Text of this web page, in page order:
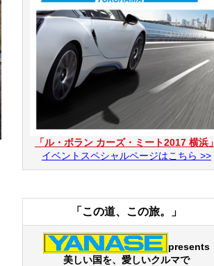
「ル・ボラン カーズ・ミート2017 横浜」
イベントスペシャルページはこちら >>
「この道、この旅。」
presents
美しい国を、愛しいクルマで